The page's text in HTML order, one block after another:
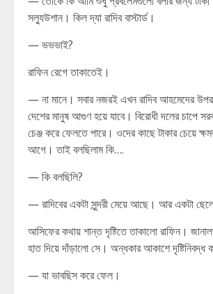
সল্যুউশান। কিল দ্যা রাদিব বাস্টার্ড।
— ভভভাই?
রাফিন রেগে তাকাতেই।
— না মানে। সবার নজরই এখন রাদিব আহমেদের
দেশের মানুষ আগুণ হয়ে যাবে। বিরোধী দলের চাপে
চেঞ্জ করে ফেলতে পারে। ওদের কাছে টাকার চেয়ে
আগে। তাই বলছিলাম কি….
— কি বলছিলি?
— রাদিবের একটা সুন্দরী মেয়ে আছে। আর একটা
আসিফের কথায় শান্ত দৃষ্টিতে তাকালো রাফিন।
হাত দিয়ে দাঁড়ালো সে। অন্ধকার আকাশে
— যা ভাবছিস করে ফেল।